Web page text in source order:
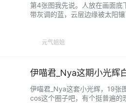
第4张图我先说。人放在画面底
带灰调的蓝，云层边缘被太阳
上。…...
元气姐姐
伊喵君_Nya这期小光辉
伊喵君_Nya这套小光辉，19张
cos这个圈子吧，有个挺普遍